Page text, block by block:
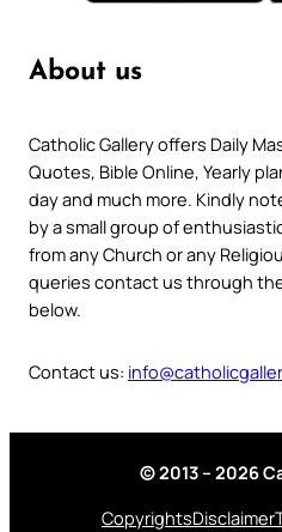
About us
Catholic Gallery offers Daily
Quotes, Bible Online, Yearly
day and much more. Kindly
by a small group of
from any Church or any
queries contact us through
below.
Contact us:
© 2013 – 2026
CopyrightsDisclaimer